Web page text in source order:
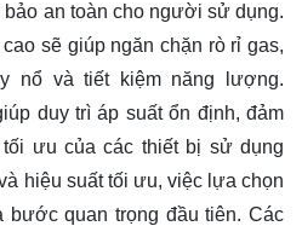
an toàn cho người sử dụng.
sẽ giúp ngăn chặn rò rỉ gas,
nổ và tiết kiệm năng lượng.
duy trì áp suất ổn định, đảm
ưu của các thiết bị sử dụng
hiệu suất tối ưu, việc lựa chọn
bước quan trọng đầu tiên. Các